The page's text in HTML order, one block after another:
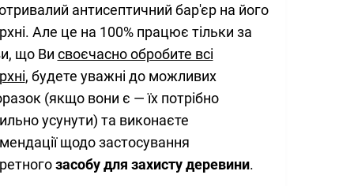
антисептичний бар'єр на його
Але це на 100% працює тільки за
що Ви своєчасно обробите всі
, будете уважні до можливих
(якщо вони є — їх потрібно
усунути) та виконаєте
щодо застосування
засобу для захисту деревини.